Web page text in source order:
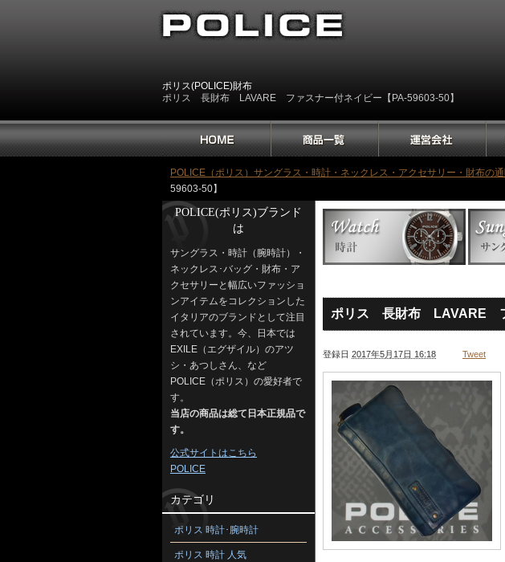
ポリス(POLICE)財布
ポリス 長財布 LAVARE ファスナー付ネイビー【PA-59603-50】
POLICE（ポリス）サングラス・時計・ネックレス・アクセサリー・財布の
59603-50】
ポリス 長財布 LAVARE フ
登録日 2017年5月17日 16:18 Tweet
POLICE(ポリス)ブランド
は
サングラス・時計（腕時計）・
ネックレス･バッグ・財布・ア
クセサリーと幅広いファッショ
ンアイテムをコレクションした
イタリアのブランドとして注目
されています。今、日本では
EXILE（エグザイル）のアツ
シ・あつしさん、など
POLICE（ポリス）の愛好者で
す。
当店の商品は総て日本正規品で
す。
公式サイトはこちら
POLICE
カテゴリ
ポリス 時計･腕時計
ポリス 時計 人気